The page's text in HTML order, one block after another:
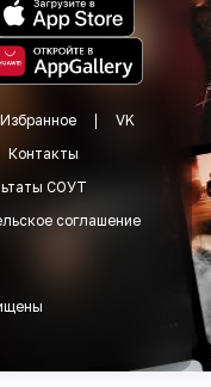
Избранное
VK
Контакты
СОУТ
соглашение